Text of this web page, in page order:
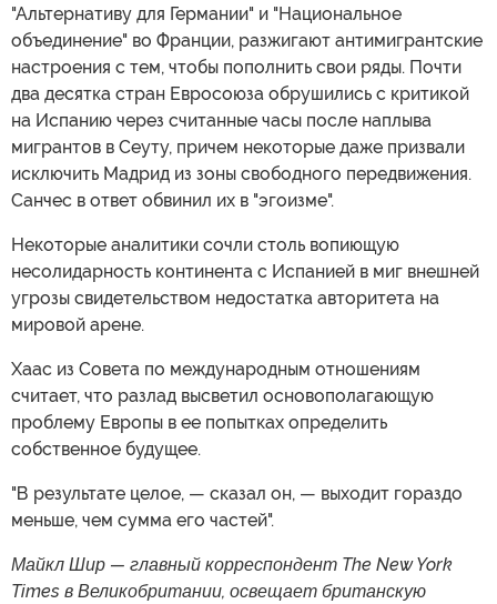
"Альтернативу для Германии" и "Национальное
объединение" во Франции, разжигают антимигрантские
настроения с тем, чтобы пополнить свои ряды. Почти
два десятка стран Евросоюза обрушились с критикой
на Испанию через считанные часы после наплыва
мигрантов в Сеуту, причем некоторые даже призвали
исключить Мадрид из зоны свободного передвижения.
Санчес в ответ обвинил их в "эгоизме".
Некоторые аналитики сочли столь вопиющую
несолидарность континента с Испанией в миг внешней
угрозы свидетельством недостатка авторитета на
мировой арене.
Хаас из Совета по международным отношениям
считает, что разлад высветил основополагающую
проблему Европы в ее попытках определить
собственное будущее.
"В результате целое, — сказал он, — выходит гораздо
меньше, чем сумма его частей".
Майкл Шир — главный корреспондент The New York
Times в Великобритании, освещает британскую